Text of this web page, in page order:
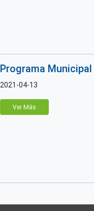
Programa
2021-04-13
Ver Más